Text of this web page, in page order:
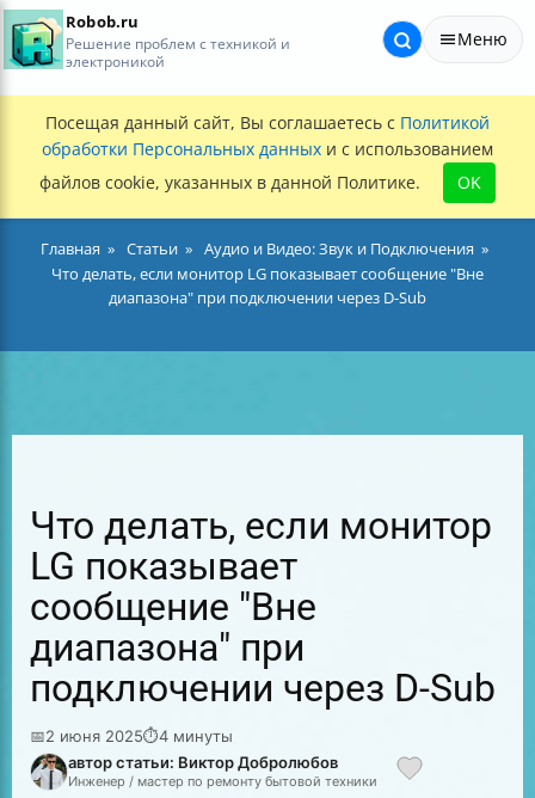
Robob.ru
Решение проблем с техникой и
электроникой
Меню
Посещая данный сайт, Вы соглашаетесь с Политикой
обработки Персональных данных и с использованием
файлов cookie, указанных в данной Политике.
OK
Главная Статьи
Аудио и Видео: Звук и Подключения
Что делать, если монитор LG показывает сообщение "Вне
диапазона" при подключении через D-Sub
Что делать, если монитор
LG показывает
сообщение "Вне
диапазона" при
подключении через D-Sub
📅2 июня 2025⏱4 минуты
автор статьи: Виктор Добролюбов
Инженер / мастер по ремонту бытовой техники